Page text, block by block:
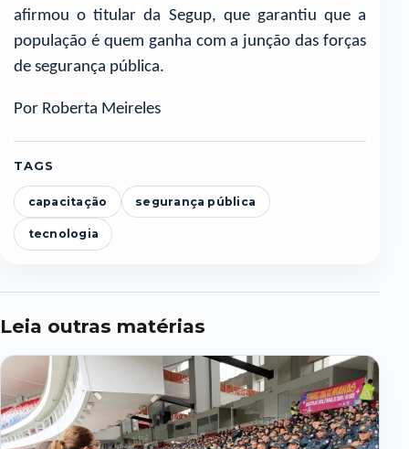
afirmou o titular da Segup, que garantiu que a
população é quem ganha com a junção das forças
de segurança pública.
Por Roberta Meireles
TAGS
capacitação segurança pública
tecnologia
Leia outras matérias